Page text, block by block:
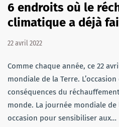
6 endroits où le
climatique a déjà
22 avril 2022
Comme chaque année, ce 22
mondiale de la Terre.
conséquences du
monde. La journée mondiale
occasion pour sensibiliser aux…